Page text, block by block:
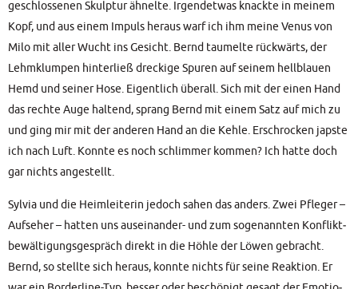
geschlos­se­nen Skulp­tur ähnel­te. Irgend­et­was knack­te in mei­nem
Kopf, und aus einem Impuls her­aus warf ich ihm mei­ne Venus von
Milo mit aller Wucht ins Gesicht. Bernd tau­mel­te rück­wärts, der
Lehm­klum­pen hin­ter­ließ dre­cki­ge Spu­ren auf sei­nem hell­blau­en
Hemd und sei­ner Hose. Eigent­lich über­all. Sich mit der einen Hand
das rech­te Auge hal­tend, sprang Bernd mit einem Satz auf mich zu
und ging mir mit der ande­ren Hand an die Keh­le. Erschro­cken japs­te
ich nach Luft. Konn­te es noch schlim­mer kom­men? Ich hat­te doch
gar nichts angestellt.
Syl­via und die Heim­lei­te­rin jedoch sahen das anders. Zwei Pfle­ger –
Auf­se­her – hat­ten uns aus­ein­an­der- und zum soge­nann­ten Kon­flikt­
be­wäl­ti­gungs­ge­spräch direkt in die Höh­le der Löwen gebracht.
Bernd, so stell­te sich her­aus, konn­te nichts für sei­ne Reak­ti­on. Er